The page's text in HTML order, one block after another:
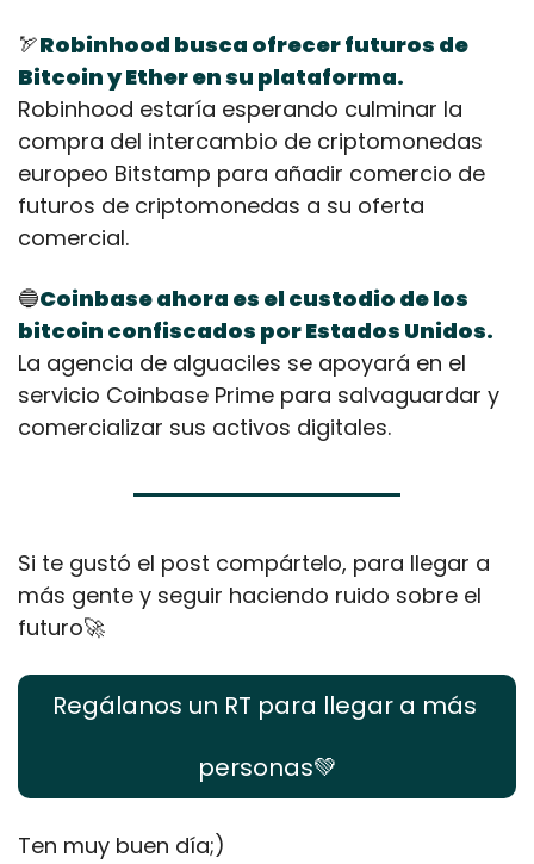
🏹Robinhood busca ofrecer futuros de
Robinhood estaría esperando culminar la
compra del intercambio de criptomonedas
europeo Bitstamp para añadir comercio de
futuros de criptomonedas a su oferta
comercial.
🔵Coinbase ahora es el custodio de los
bitcoin confiscados por Estados Unidos.
La agencia de alguaciles se apoyará en el
servicio Coinbase Prime para salvaguardar y
comercializar sus activos digitales.
Si te gustó el post compártelo, para llegar a
más gente y seguir haciendo ruido sobre el
futuro🚀
Regálanos un RT para llegar a más
personas💚
Ten muy buen día;)